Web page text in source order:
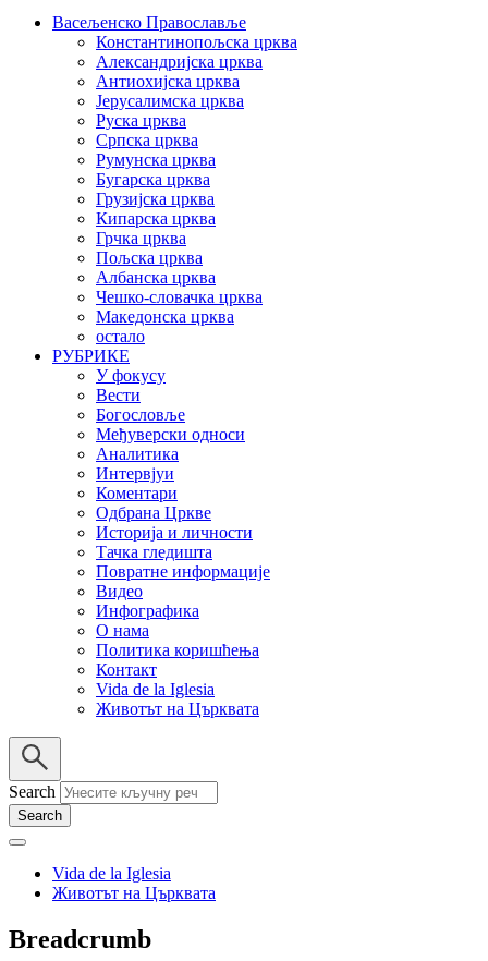
Васељенско Православље
Константинопољска црква
Александријска црква
Антиохијска црква
Јерусалимска црква
Руска црква
Српска црква
Румунска црква
Бугарска црква
Грузијска црква
Кипарска црква
Грчка црква
Пољска црква
Албанска црква
Чешко-словачка црква
Македонска црква
остало
РУБРИКЕ
У фокусу
Вести
Богословље
Међуверски односи
Аналитика
Интервјуи
Коментари
Одбрана Цркве
Историја и личности
Тачка гледишта
Повратне информације
Видео
Инфографика
О нама
Политика коришћења
Контакт
Vida de la Iglesia
Животът на Църквата
Search
Vida de la Iglesia
Животът на Църквата
Breadcrumb